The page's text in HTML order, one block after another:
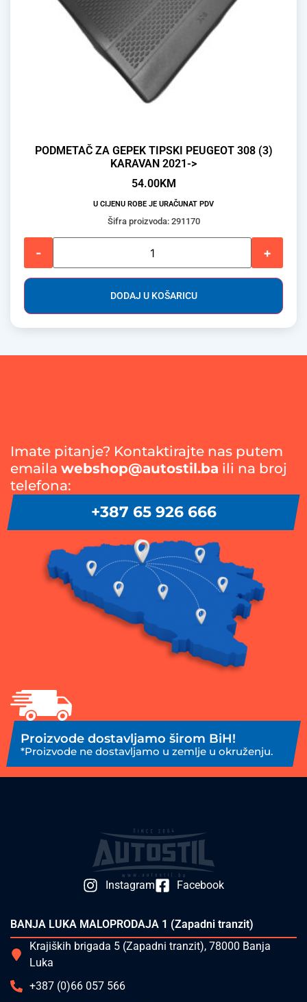
PODMETAČ ZA GEPEK TIPSKI PEUGEOT 308 (3)
KARAVAN 2021->
54.00KM
U CIJENU ROBE JE URAČUNAT PDV
Šifra proizvoda: 291170
- +
DODAJ U KOŠARICU
Imate pitanje? Kontaktirajte nas putem
emaila webshop@autostil.ba ili na broj
telefona:
+387 65 926 666
Proizvode dostavljamo širom BiH!
*Proizvode ne dostavljamo u zemlje u okruženju.
Instagram Facebook
BANJA LUKA MALOPRODAJA 1 (Zapadni tranzit)
Krajiških brigada 5 (Zapadni tranzit), 78000 Banja
Luka
+387 (0)66 057 566